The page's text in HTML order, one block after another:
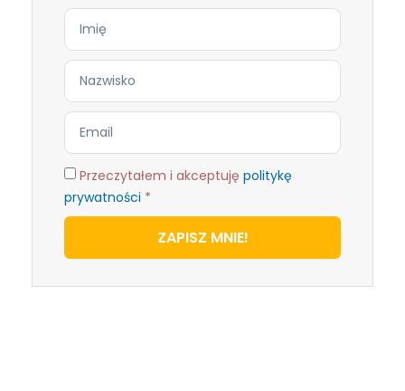
Przeczytałem i akceptuję politykę
prywatności *
ZAPISZ MNIE!